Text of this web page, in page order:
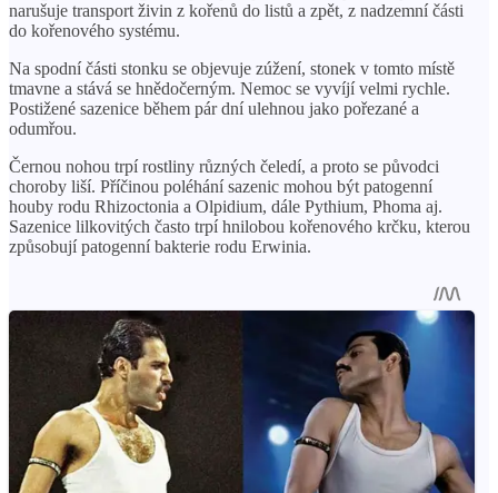
narušuje transport živin z kořenů do listů a zpět, z nadzemní části
do kořenového systému.
Na spodní části stonku se objevuje zúžení, stonek v tomto místě
tmavne a stává se hnědočerným. Nemoc se vyvíjí velmi rychle.
Postižené sazenice během pár dní ulehnou jako pořezané a
odumřou.
Černou nohou trpí rostliny různých čeledí, a proto se původci
choroby liší. Příčinou poléhání sazenic mohou být patogenní
houby rodu Rhizoctonia a Olpidium, dále Pythium, Phoma aj.
Sazenice lilkovitých často trpí hnilobou kořenového krčku, kterou
způsobují patogenní bakterie rodu Erwinia.